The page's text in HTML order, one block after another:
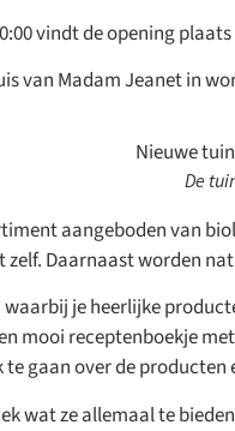
vindt de opening
van Madam Jeanet in
De
aangeboden van
Daarnaast worden
waarbij je heerlijke
mooi receptenboekje
gaan over de
wat ze allemaal te